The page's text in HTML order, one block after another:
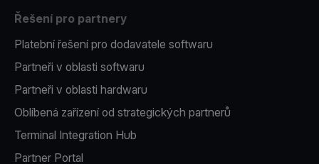
Řešení pro partnery
Platební řešení pro dodavatele softwaru
Partneři v oblasti softwaru
Partneři v oblasti hardwaru
Oblíbená zařízení od strategických partnerů
Terminal Integration Hub
Partner Portal